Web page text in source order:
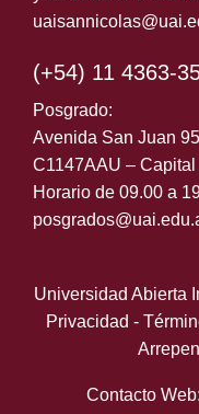
(+54) 11 4363-
Posgrado:
Avenida San Juan
C1147AAU – Capital
Horario de 09.00 a
Universidad Abierta
Privacidad -
Contacto